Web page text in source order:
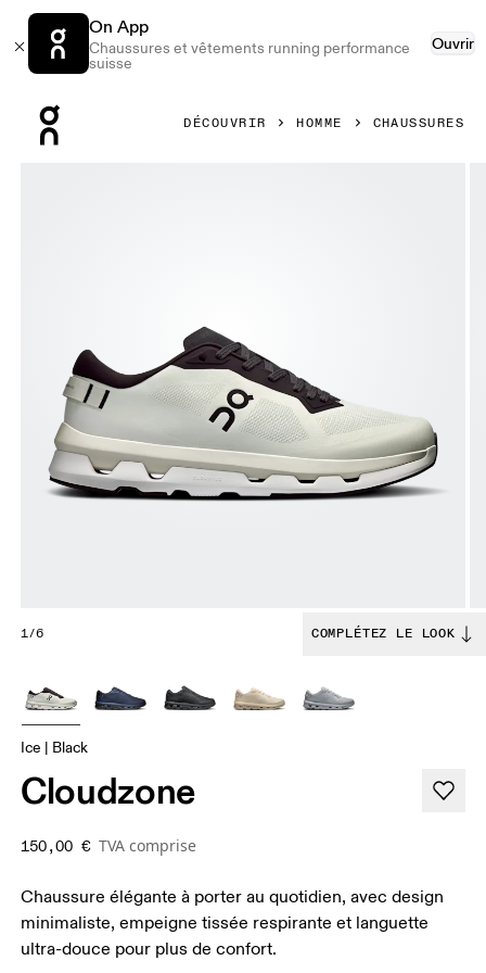
On App
Chaussures et vêtements running performance
suisse
Ouvrir
DÉCOUVRIR HOMME CHAUSSURES
1/6 COMPLÉTEZ LE LOOK
Ice | Black
Cloudzone
150,00 € TVA comprise
Chaussure élégante à porter au quotidien, avec design
minimaliste, empeigne tissée respirante et languette
ultra-douce pour plus de confort.